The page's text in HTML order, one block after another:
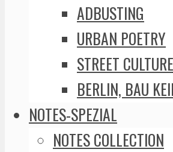
ADBUSTING
URBAN POETRY
STREET CULTURE
BERLIN, BAU
NOTES-SPEZIAL
NOTES COLLECTION